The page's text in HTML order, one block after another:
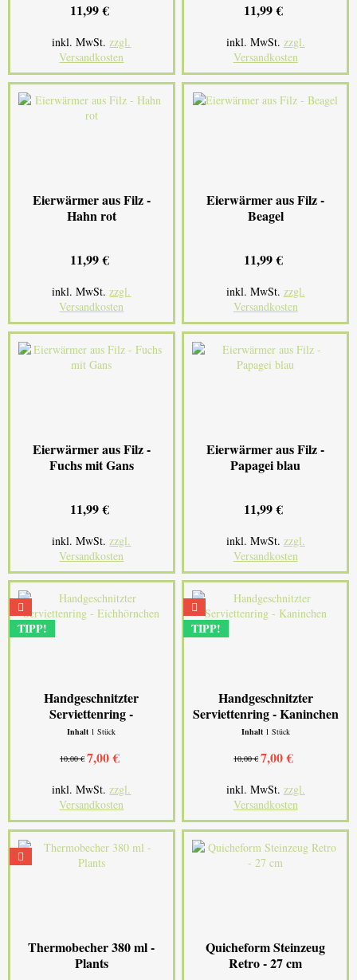
11,99 €
inkl. MwSt.zzgl.
Versandkosten
11,99 €
inkl. MwSt. zzgl.
Versandkosten
Eierwärmer aus Filz -
Hahn rot
11,99 €
inkl. MwSt.zzgl.
Versandkosten
Eierwärmer aus Filz -
Beagel
11,99 €
inkl. MwSt. zzgl.
Versandkosten
Eierwärmer aus Filz -
Fuchs mit Gans
11,99 €
inkl. MwSt.zzgl.
Versandkosten
Eierwärmer aus Filz -
Papagei blau
11,99 €
inkl. MwSt. zzgl.
Versandkosten
TIPP!
Handgeschnitzter
Serviettenring -
Eichhörnchen
Inhalt 1 Stück
10,00 € 7,00 €
inkl. MwSt.zzgl.
Versandkosten
TIPP!
Handgeschnitzter
Serviettenring - Kaninchen
Inhalt 1 Stück
10,00 € 7,00 €
inkl. MwSt. zzgl.
Versandkosten
Thermobecher 380 ml -
Plants
Quicheform Steinzeug
Retro - 27 cm